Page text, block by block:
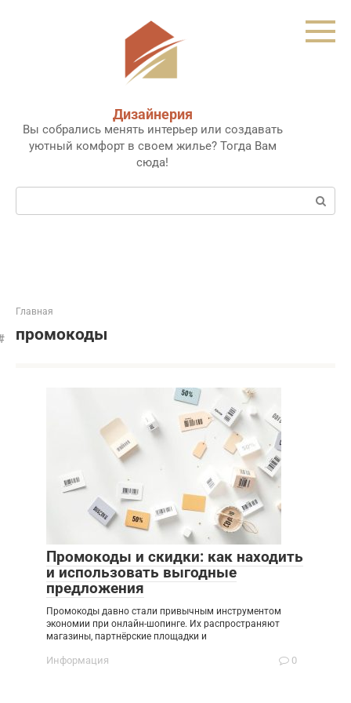
Дизайнерия
Вы собрались менять интерьер или создавать
уютный комфорт в своем жилье? Тогда Вам
сюда!
Поиск:
Главная
промокоды
Промокоды и скидки: как находить
и использовать выгодные
предложения
Промокоды давно стали привычным инструментом
экономии при онлайн-шопинге. Их распространяют
магазины, партнёрские площадки и
Информация 0